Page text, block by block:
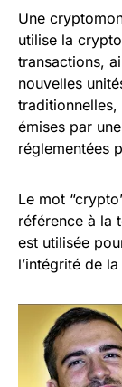
Une
utilise la
transactions,
nouvelles
émises par une
réglementées
Le mot
référence à la
est utilisée
l’intégrité de la